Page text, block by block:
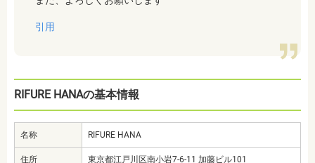
引用
RIFURE HANAの基本情報
名称 RIFURE HANA
住所 東京都江戸川区南小岩7-6-11 加藤ビル101